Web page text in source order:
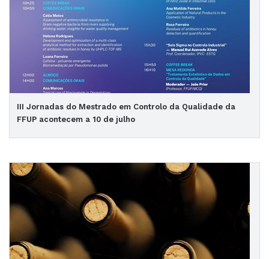
III Jornadas do Mestrado em Controlo da Qualidade da
FFUP acontecem a 10 de julho